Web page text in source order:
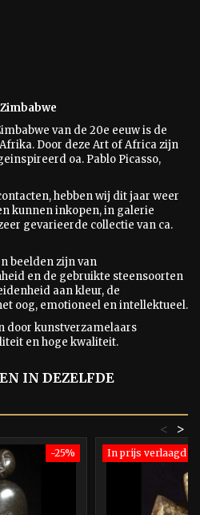
van de 20e eeuw is de
Door deze Art of Africa zijn
oa. Pablo Picasso,
hebben wij dit jaar weer
kunnen inkopen, in galerie
gevarieerde collectie van ca.
beelden zijn van
en de gebruikte steensoorten
aan kleur, de
oog, emotioneel en intellektueel.
door kunstverzamelaars
en hoge kwaliteit.
IN DEZELFDE
>
<
-25% In prijs verlaagd